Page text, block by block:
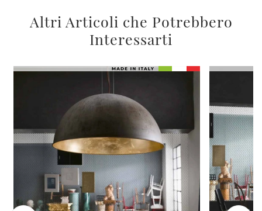
Altri Articoli che Potrebbero
Interessarti